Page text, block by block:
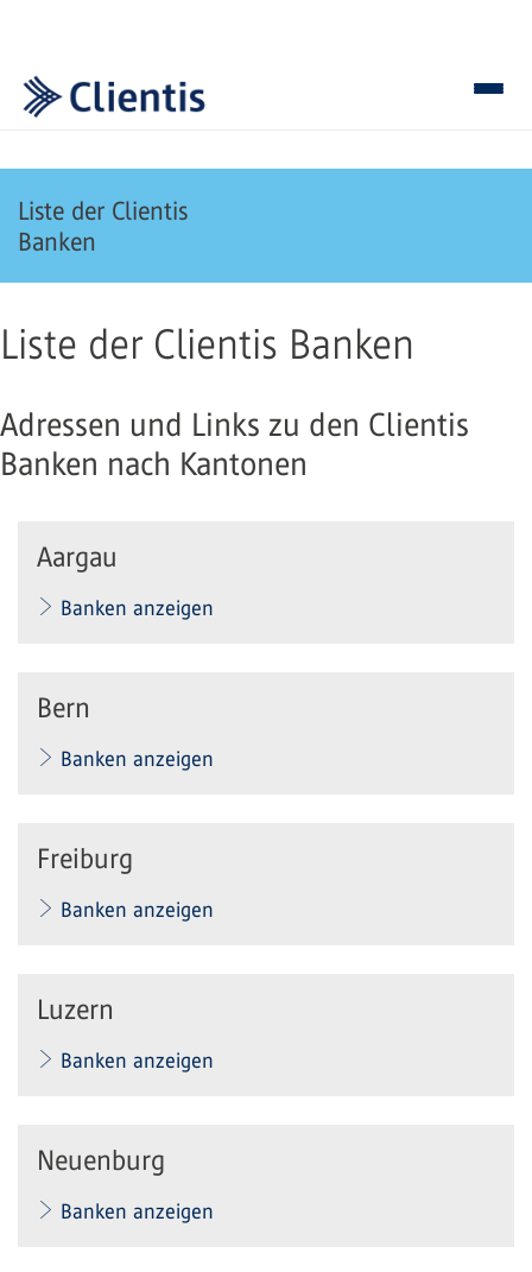
Liste der Clientis
Banken
Liste der Clientis Banken
Adressen und Links zu den Clientis
Banken nach Kantonen
Aargau
Banken anzeigen
Bern
Banken anzeigen
Freiburg
Banken anzeigen
Luzern
Banken anzeigen
Neuenburg
Banken anzeigen